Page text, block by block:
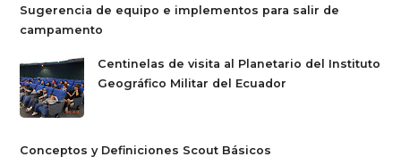
Sugerencia de equipo e implementos para salir de
campamento
Centinelas de visita al Planetario del Instituto
Geográfico Militar del Ecuador
Conceptos y Definiciones Scout Básicos